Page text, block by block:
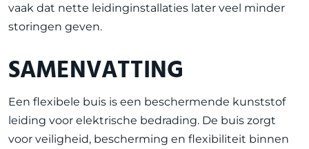
vaak dat nette leidinginstallaties later veel minder
storingen geven.
SAMENVATTING
Een flexibele buis is een beschermende kunststof
leiding voor elektrische bedrading. De buis zorgt
voor veiligheid, bescherming en flexibiliteit binnen